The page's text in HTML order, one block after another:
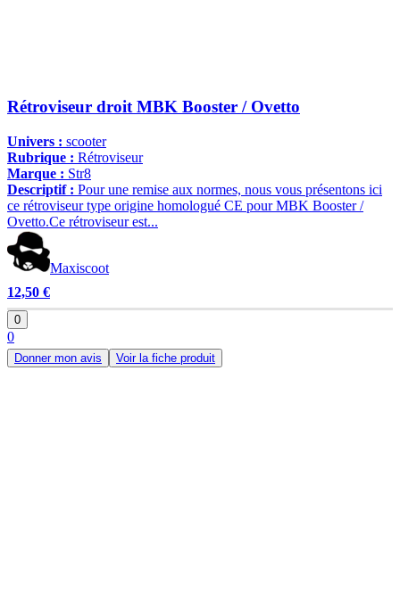
Rétroviseur droit MBK Booster / Ovetto
Univers : scooter
Rubrique : Rétroviseur
Marque : Str8
Descriptif : Pour une remise aux normes, nous vous présentons ici
ce rétroviseur type origine homologué CE pour MBK Booster /
Ovetto.Ce rétroviseur est...
Maxiscoot
12,50 €
0
0
Donner mon avis Voir la fiche produit